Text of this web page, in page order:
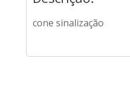
cone sinalização